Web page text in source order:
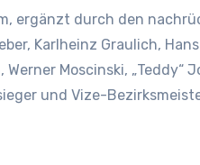
ergänzt durch den
Karlheinz Graulich,
Werner Moscinski, „Teddy“
und Vize-